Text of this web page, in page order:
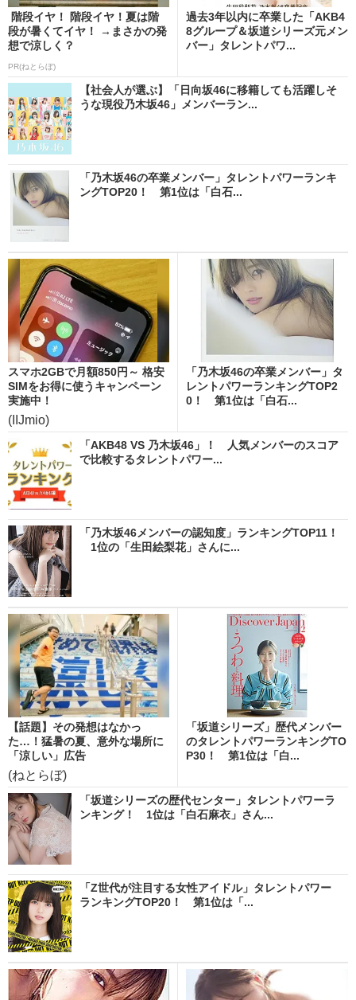
階段イヤ！ 階段イヤ！夏は階
段が暑くてイヤ！ →まさかの発
想で涼しく？
PR(ねとらぼ)
過去3年以内に卒業した「AKB4
8グループ＆坂道シリーズ元メン
バー」タレントパワ...
【社会人が選ぶ】「日向坂46に移籍しても活躍しそ
うな現役乃木坂46」メンバーラン...
「乃木坂46の卒業メンバー」タレントパワーランキ
ングTOP20！ 第1位は「白石...
スマホ2GBで月額850円～ 格安
SIMをお得に使うキャンペーン
実施中！
(IIJmio)
「乃木坂46の卒業メンバー」タ
レントパワーランキングTOP2
0！ 第1位は「白石...
「AKB48 VS 乃木坂46」！ 人気メンバーのスコア
で比較するタレントパワー...
「乃木坂46メンバーの認知度」ランキングTOP11！
1位の「生田絵梨花」さんに...
【話題】その発想はなかっ
た…！猛暑の夏、意外な場所に
「涼しい」広告
(ねとらぼ)
「坂道シリーズ」歴代メンバー
のタレントパワーランキングTO
P30！ 第1位は「白...
「坂道シリーズの歴代センター」タレントパワーラ
ンキング！ 1位は「白石麻衣」さん...
「Z世代が注目する女性アイドル」タレントパワー
ランキングTOP20！ 第1位は「...